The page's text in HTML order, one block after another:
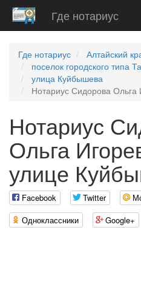
Где нотариус
Где нотариус
Алтайский
поселок городского типа
улица Куйбышева
Нотариус Сидорова Ольга
Нотариус
Ольга
улице
Facebook Twitter
Одноклассники
Google+